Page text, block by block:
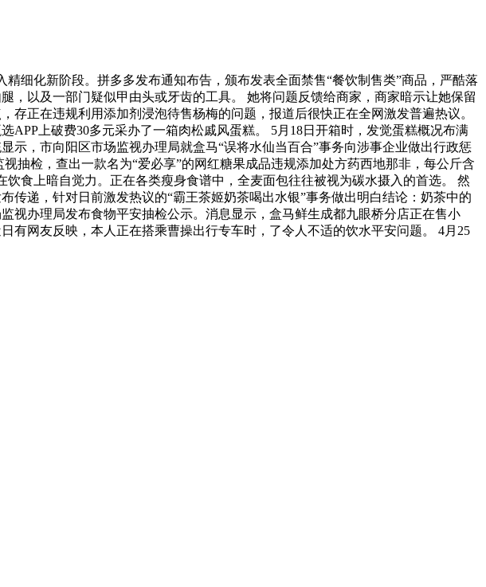
化新阶段。拼多多发布通知布告，颁布发表全面禁售“餐饮制售类”商品，严酷落
，以及一部门疑似甲由头或牙齿的工具。 她将问题反馈给商家，商家暗示让她保留
正在违规利用添加剂浸泡待售杨梅的问题，报道后很快正在全网激发普遍热议。
上破费30多元采办了一箱肉松戚风蛋糕。 5月18日开箱时，发觉蛋糕概况布满
示，市向阳区市场监视办理局就盒马“误将水仙当百合”事务向涉事企业做出行政惩
抽检，查出一款名为“爱必享”的网红糖果成品违规添加处方药西地那非，每公斤含
食上暗自觉力。正在各类瘦身食谱中，全麦面包往往被视为碳水摄入的首选。 然
递，针对日前激发热议的“霸王茶姬奶茶喝出水银”事务做出明白结论：奶茶中的
视办理局发布食物平安抽检公示。消息显示，盒马鲜生成都九眼桥分店正在售小
有网友反映，本人正在搭乘曹操出行专车时，了令人不适的饮水平安问题。 4月25